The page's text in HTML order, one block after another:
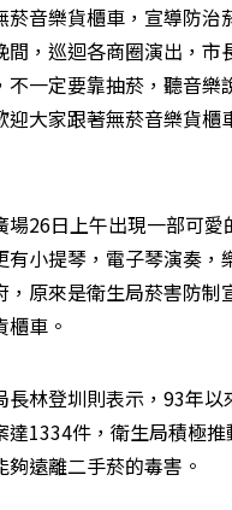
菸音樂貨櫃車，宣導防治
間，巡迴各商圈演出，市
不一定要靠抽菸，聽音樂
迎大家跟著無菸音樂貨櫃
場26日上午出現一部可
有小提琴，電子琴演奏，
，原來是衛生局菸害防制
車。
長林登圳則表示，93年以
達1334件，衛生局積極推
遠離二手菸的毒害。